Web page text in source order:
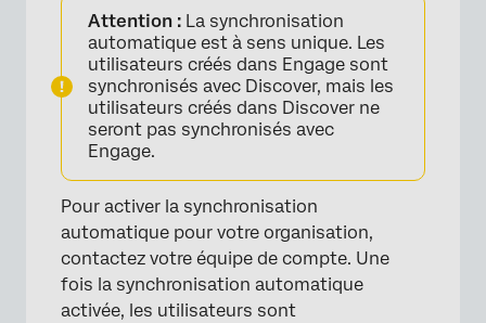
Attention : La synchronisation
automatique est à sens unique. Les
utilisateurs créés dans Engage sont
synchronisés avec Discover, mais les
utilisateurs créés dans Discover ne
seront pas synchronisés avec
Engage.
Pour activer la synchronisation
automatique pour votre organisation,
contactez votre équipe de compte. Une
fois la synchronisation automatique
activée, les utilisateurs sont